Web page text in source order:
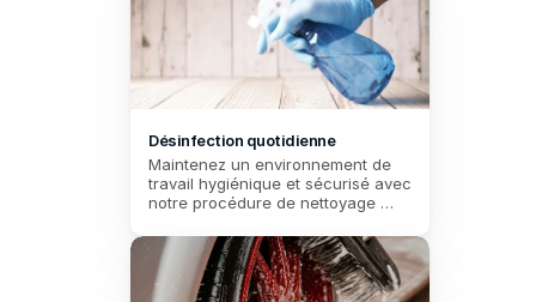
Désinfection quotidienne
Maintenez un environnement de
travail hygiénique et sécurisé avec
notre procédure de nettoyage
conçue pour répondre aux
normes strictes d'hygiène des
ambulanciers.